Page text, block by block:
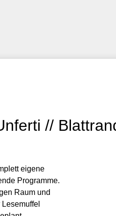
//
eigene
Programme.
Raum und